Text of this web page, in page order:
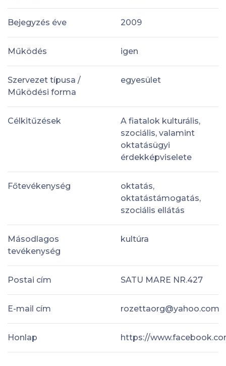
Bejegyzés éve 2009
Működés igen
Szervezet típusa /
Működési forma
egyesület
Célkitűzések
A fiatalok kulturális,
szociális, valamint
oktatásügyi
érdekképviselete
Főtevékenység
oktatás,
oktatástámogatás,
szociális ellátás
Másodlagos
tevékenység
kultúra
Postai cím SATU MARE NR.427
E-mail cím rozettaorg@yahoo.com
Honlap https://